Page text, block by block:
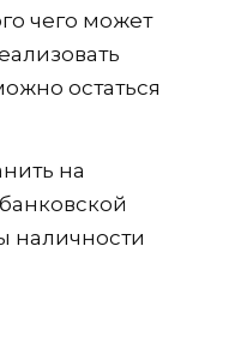
чего может
остаться
на
наличности